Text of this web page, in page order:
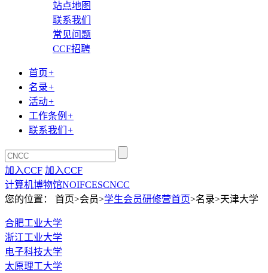
站点地图
联系我们
常见问题
CCF招聘
首页+
名录+
活动+
工作条例 +
联系我们 +
加入CCF 加入CCF
计算机博物馆NOIFCESCNCC
您的位置： 首页>会员>学生会员研修营首页>名录>天津大学
合肥工业大学
浙江工业大学
电子科技大学
太原理工大学